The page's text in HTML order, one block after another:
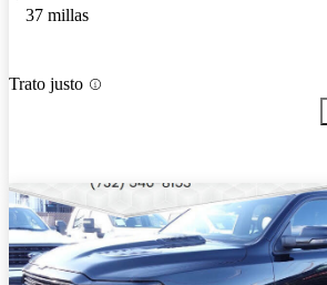
37 millas
Trato justo